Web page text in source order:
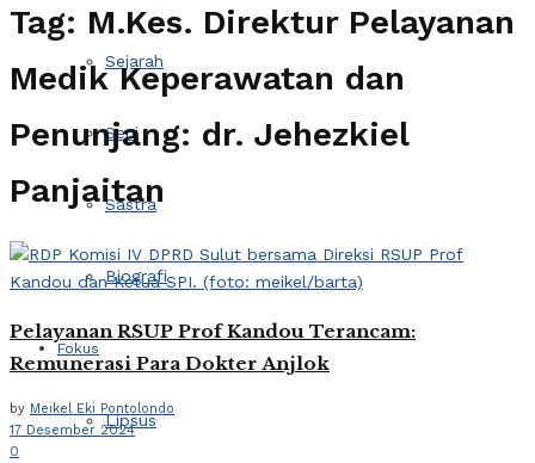
Sejarah
Seni
Sastra
Biografi
Fokus
Lipsus
Tag: M.Kes. Direktur Pelayanan
Medik Keperawatan dan
Penunjang: dr. Jehezkiel
Panjaitan
Pelayanan RSUP Prof Kandou Terancam:
Remunerasi Para Dokter Anjlok
by Meikel Eki Pontolondo
17 Desember 2024
0